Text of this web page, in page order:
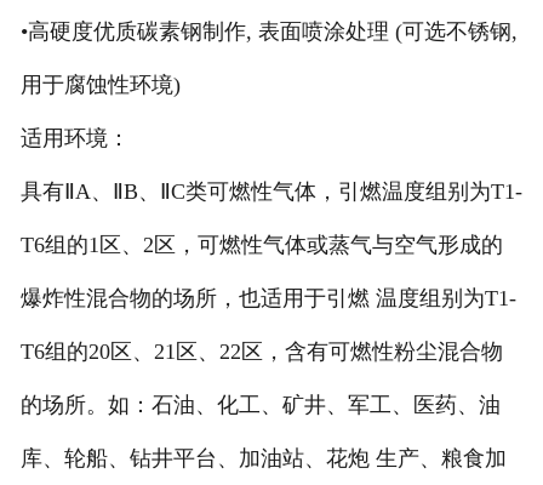
•高硬度优质碳素钢制作, 表面喷涂处理 (可选不锈钢,
用于腐蚀性环境)
适用环境：
具有ⅡA、ⅡB、ⅡC类可燃性气体，引燃温度组别为T1-
T6组的1区、2区，可燃性气体或蒸气与空气形成的
爆炸性混合物的场所，也适用于引燃 温度组别为T1-
T6组的20区、21区、22区，含有可燃性粉尘混合物
的场所。如：石油、化工、矿井、军工、医药、油
库、轮船、钻井平台、加油站、花炮 生产、粮食加